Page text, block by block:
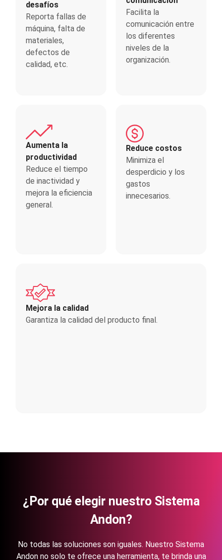
desafíos
Reporta fallas de
máquina, falta de
materiales,
defectos de
calidad, etc.
Facilita la
comunicación entre
los diferentes
niveles de la
organización.
Aumenta la
productividad
Reduce el tiempo
de inactividad y
mejora la eficiencia
general.
Reduce costos
Minimiza el
desperdicio y los
gastos
innecesarios.
Mejora la calidad
Garantiza la calidad del producto final.
¿Por qué elegir nuestro Sistema
Andon?
No todas las soluciones son iguales. Nuestro Sistema
Andon no solo te ofrece una herramienta, te brinda una